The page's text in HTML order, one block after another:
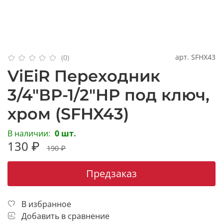
(0) арт. SFHX43
ViEiR Переходник
3/4"ВР-1/2"НР под ключ,
хром (SFHX43)
В наличии: 0 шт.
130 ₽ 190 ₽
Предзаказ
В избранное
Добавить в сравнение